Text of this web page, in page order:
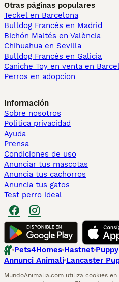
Otras páginas populares
Teckel en Barcelona
Bulldog Francés en Madrid
Bichón Maltés en València
Chihuahua en Sevilla
Bulldog Francés en Galicia
Caniche Toy en venta en
Perros en adopcion
Información
Sobre nosotros
Politica privacidad
Ayuda
Prensa
Condiciones de uso
Anunciar tus mascotas
Anuncia tus cachorros
Anuncia tus gatos
Test perro ideal
Pets4Homes Hastnet
Annunci Animali Lancaster
MundoAnimalia.com utiliza cookies